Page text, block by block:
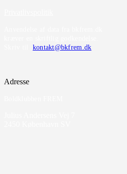
kontakt@bkfrem.dk
Adresse